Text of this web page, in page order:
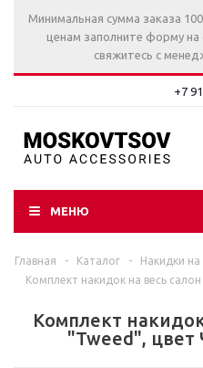
Минимальная сумма заказа
ценам заполните форму на
свяжитесь с
+7
МЕНЮ
Главная - Каталог - Накидки на
Комплект накидок на весь
Комплект
"Tweed",